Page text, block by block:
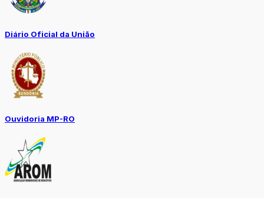
Diário Oficial da União
Ouvidoria MP-RO